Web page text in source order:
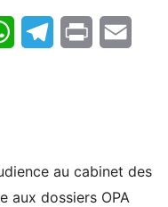
WhatsAppTelegram
Print
au cabinet des
aux dossiers OPA